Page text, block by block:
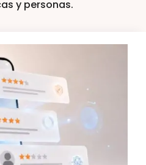
y personas.